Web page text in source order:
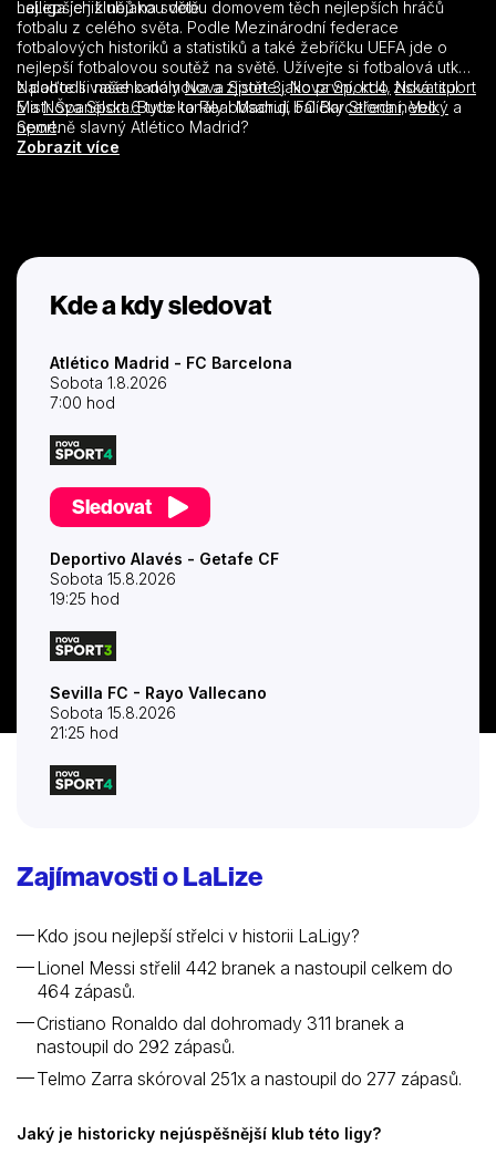
nejlepších klubů na světě.
LaLiga je již nějakou dobu domovem těch nejlepších hráčů
fotbalu z celého světa. Podle Mezinárodní federace
fotbalových historiků a statistiků a také žebříčku UEFA jde o
nejlepší fotbalovou soutěž na světě. Užívejte si fotbalová utkání
z pohodlí vašeho domova a zjistěte jako první, kdo získá titul
Mistr Španělska. Bude to Real Madrid, FC Barcelona nebo
neméně slavný Atlético Madrid?
Nalaďte si naše kanályNova Sport 3, Nova Sport 4, Nova sport
5aNova Sport 6tyto kanály obsahují balíčkyStřední,Velký a
Sport.
Zobrazit více
Kde a kdy sledovat
Atlético Madrid - FC Barcelona
Sobota 1.8.2026
7:00 hod
Sledovat
Deportivo Alavés - Getafe CF
Sobota 15.8.2026
19:25 hod
Sevilla FC - Rayo Vallecano
Sobota 15.8.2026
21:25 hod
Zajímavosti o LaLize
Kdo jsou nejlepší střelci v historii LaLigy?
Lionel Messi střelil 442 branek a nastoupil celkem do
464 zápasů.
Cristiano Ronaldo dal dohromady 311 branek a
nastoupil do 292 zápasů.
Telmo Zarra skóroval 251x a nastoupil do 277 zápasů.
Jaký je historicky nejúspěšnější klub této ligy?